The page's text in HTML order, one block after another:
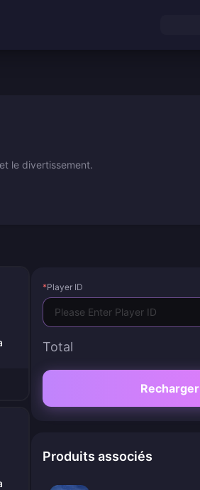
le divertissement.
*Player ID
Total
Recharger
Produits associés